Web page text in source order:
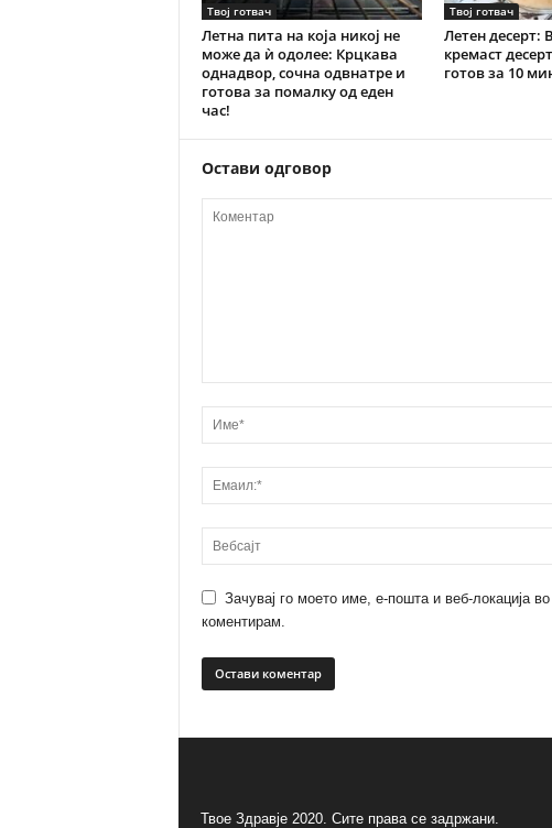
Твој готвач
Летна пита на која никој не
може да ѝ одолее: Крцкава
однадвор, сочна одвнатре и
готова за помалку од еден
час!
Твој готвач
Летен десерт:
кремаст
готов за 10
Остави одговор
Зачувај го моето име, е-пошта и веб-локација
коментирам.
Твое Здравје 2020. Сите права се задржани.